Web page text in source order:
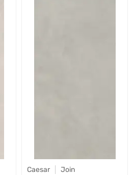
Caesar Join